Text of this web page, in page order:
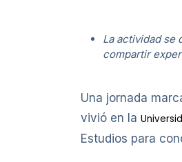
La actividad se
compartir
Una jornada
vivió en la
Estudios para